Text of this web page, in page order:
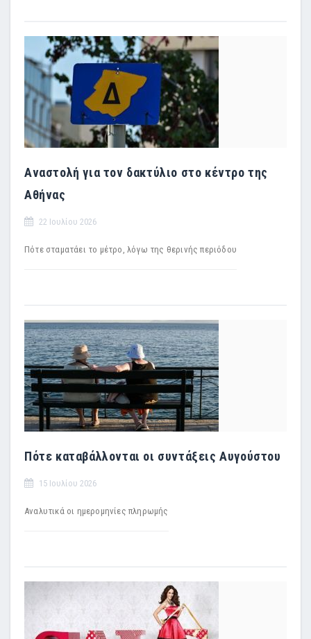
Αναστολή για τον δακτύλιο στο κέντρο της
Αθήνας
22 Ιουλίου 2026
Πότε σταματάει το μέτρο, λόγω της θερινής περιόδου
Πότε καταβάλλονται οι συντάξεις Αυγούστου
15 Ιουλίου 2026
Αναλυτικά οι ημερομηνίες πληρωμής